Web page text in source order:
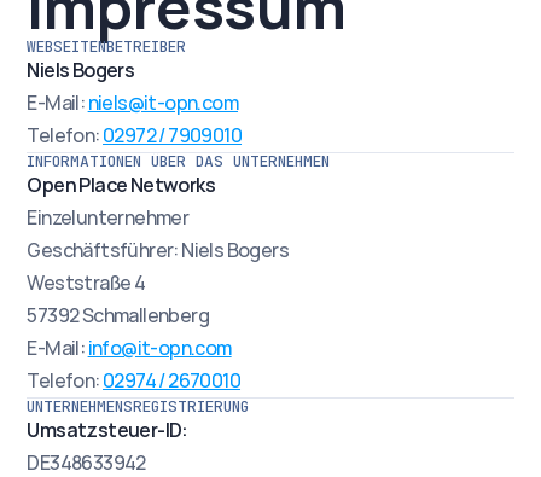
Unternehmen
Kontakt
WEBSEITENBETREIBER
Niels Bogers
E-Mail: niels@it-opn.com
Telefon: 02972 / 7909010
INFORMATIONEN ÜBER DAS UNTERNEHMEN
Open Place Networks
Einzelunternehmer
Geschäftsführer: Niels Bogers
Weststraße 4
57392 Schmallenberg
E-Mail: info@it-opn.com
Telefon: 02974 / 2670010
UNTERNEHMENSREGISTRIERUNG
Umsatzsteuer-ID:
DE348633942